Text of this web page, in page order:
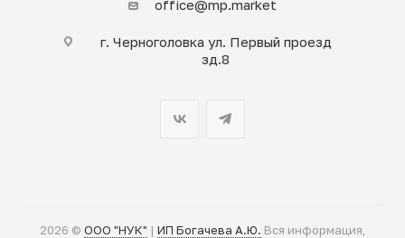
office@mp.market
г. Черноголовка ул. Первый проезд
зд.8
2026 © ООО "НУК" | ИП Богачева А.Ю. Вся информация,